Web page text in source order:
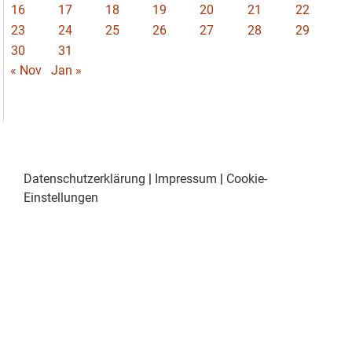
16
17 18 19 20 21
22
23
24 25 26 27 28
29
30
31
« Nov
Jan »
Datenschutzerklärung | Impressum | Cookie-
Einstellungen